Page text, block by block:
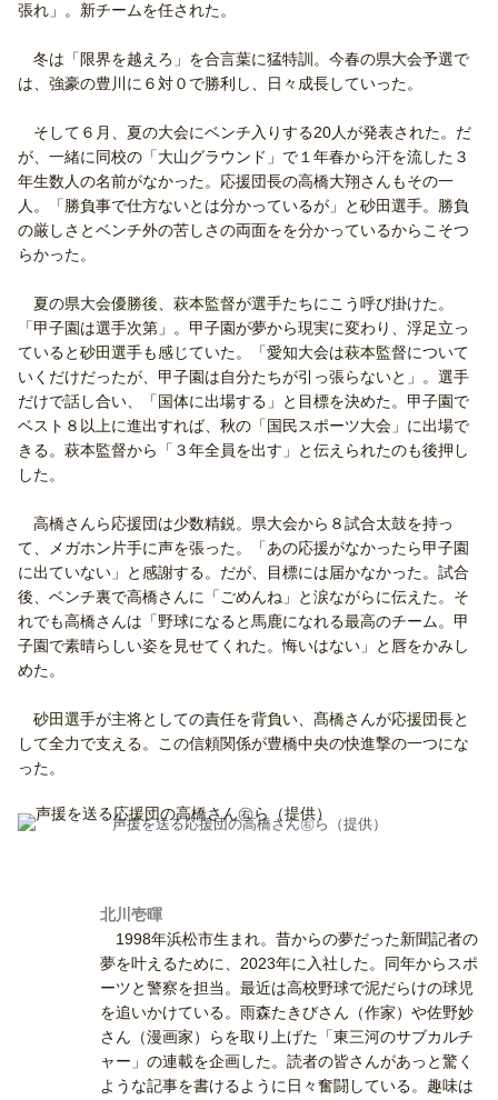
張れ」。新チームを任された。
冬は「限界を越えろ」を合言葉に猛特訓。今春の県大会予選で
は、強豪の豊川に６対０で勝利し、日々成長していった。
そして６月、夏の大会にベンチ入りする20人が発表された。だ
が、一緒に同校の「大山グラウンド」で１年春から汗を流した３
年生数人の名前がなかった。応援団長の高橋大翔さんもその一
人。「勝負事で仕方ないとは分かっているが」と砂田選手。勝負
の厳しさとベンチ外の苦しさの両面をを分かっているからこそつ
らかった。
夏の県大会優勝後、萩本監督が選手たちにこう呼び掛けた。
「甲子園は選手次第」。甲子園が夢から現実に変わり、浮足立っ
ていると砂田選手も感じていた。「愛知大会は萩本監督について
いくだけだったが、甲子園は自分たちが引っ張らないと」。選手
だけで話し合い、「国体に出場する」と目標を決めた。甲子園で
ベスト８以上に進出すれば、秋の「国民スポーツ大会」に出場で
きる。萩本監督から「３年全員を出す」と伝えられたのも後押し
した。
高橋さんら応援団は少数精鋭。県大会から８試合太鼓を持っ
て、メガホン片手に声を張った。「あの応援がなかったら甲子園
に出ていない」と感謝する。だが、目標には届かなかった。試合
後、ベンチ裏で高橋さんに「ごめんね」と涙ながらに伝えた。そ
れでも高橋さんは「野球になると馬鹿になれる最高のチーム。甲
子園で素晴らしい姿を見せてくれた。悔いはない」と唇をかみし
めた。
砂田選手が主将としての責任を背負い、髙橋さんが応援団長と
して全力で支える。この信頼関係が豊橋中央の快進撃の一つにな
った。
声援を送る応援団の高橋さん㊨ら（提供）
北川壱暉
1998年浜松市生まれ。昔からの夢だった新聞記者の
夢を叶えるために、2023年に入社した。同年からスポ
ーツと警察を担当。最近は高校野球で泥だらけの球児
を追いかけている。雨森たきびさん（作家）や佐野妙
さん（漫画家）らを取り上げた「東三河のサブカルチ
ャー」の連載を企画した。読者の皆さんがあっと驚く
ような記事を書けるように日々奮闘している。趣味は